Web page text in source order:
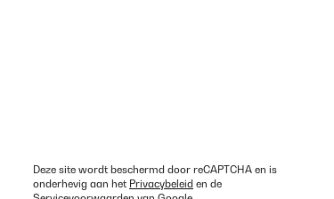
Deze site wordt beschermd door reCAPTCHA en is
onderhevig aan het Privacybeleid en de